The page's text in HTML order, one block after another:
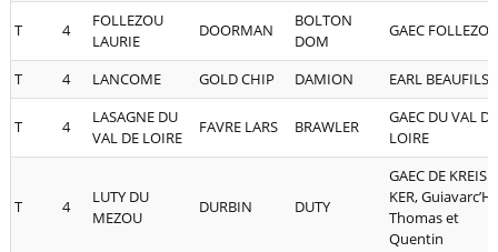
T 4
FOLLEZOU
LAURIE
DOORMAN
BOLTON
DOM
GAEC FOLLEZOU
T 4 LANCOME GOLD CHIP DAMION EARL BEAUFILS
T 4
LASAGNE DU
VAL DE LOIRE
FAVRE LARS BRAWLER
GAEC DU VAL DE
LOIRE
T 4
LUTY DU
MEZOU
DURBIN DUTY
GAEC DE KREIS
KER, Guiavarc’H
Thomas et
Quentin